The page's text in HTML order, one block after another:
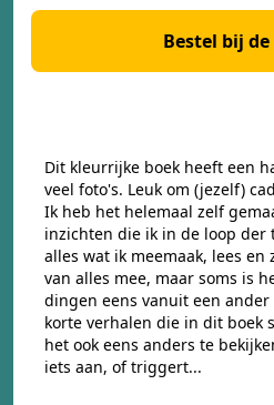
Bestel bij
Dit kleurrijke boek heeft een
veel foto's. Leuk om (jezelf)
Ik heb het helemaal zelf
inzichten die ik in de loop
alles wat ik meemaak, lees en
van alles mee, maar soms is
dingen eens vanuit een
korte verhalen die in dit boek
het ook eens anders te
iets aan, of triggert...